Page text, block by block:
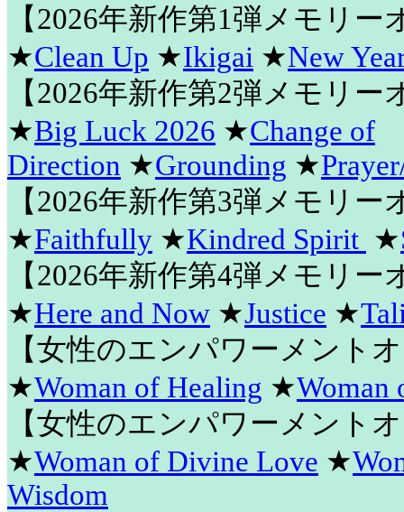
【2026年新作第1弾メモリー
★Clean Up ★Ikigai ★New
【2026年新作第2弾メモリー
★Big Luck 2026 ★Change of
Direction ★Grounding ★
【2026年新作第3弾メモリー
★Faithfully ★Kindred Spirit ★
【2026年新作第4弾メモリー
★Here and Now ★Justice ★
【女性のエンパワーメント
★Woman of Healing ★Woman
【女性のエンパワーメント
★Woman of Divine Love ★
Wisdom